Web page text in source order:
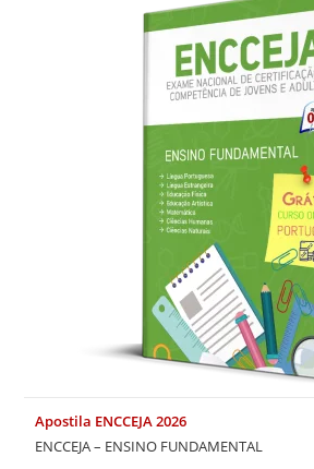
Apostila ENCCEJA 2026
ENCCEJA – ENSINO FUNDAMENTAL